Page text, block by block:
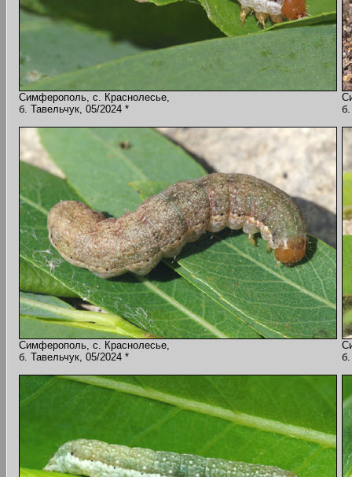
Симферополь, с. Краснолесье,
б. Тавельчук, 05/2024 *
б.
Симферополь, с. Краснолесье,
б. Тавельчук, 05/2024 *
б.